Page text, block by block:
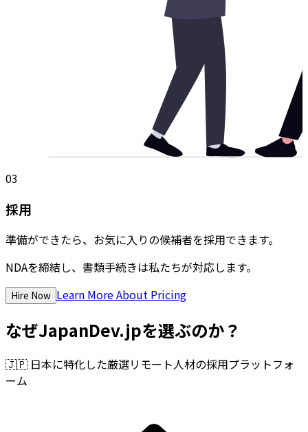
03
採用
準備ができたら、お気に入りの候補者を採用できます。
NDAを締結し、書類手続きは私たちが対応します。
Hire Now Learn More About Pricing
なぜJapanDev.jpを選ぶのか？
🇯🇵 日本に特化した厳選リモート人材の採用プラットフォ
ーム